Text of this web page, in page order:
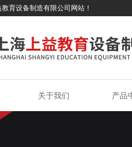
育设备制造有限公司网站！
关于我们 产品